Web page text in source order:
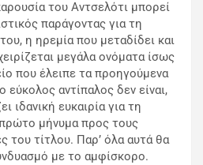
του Αντσελότι μπορεί
παράγοντας για τη
η ηρεμία που μεταδίδει και
μεγάλα ονόματα ίσως
που έλειπε τα προηγούμενα
αντίπαλος δεν είναι,
ιδανική ευκαιρία για τη
πρώτο μήνυμα προς τους
του τίτλου. Παρ’ όλα αυτά θα
με το αμφίσκορο.